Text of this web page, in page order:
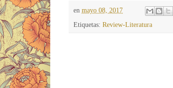
en mayo 08, 2017
Etiquetas: Review-Literatura